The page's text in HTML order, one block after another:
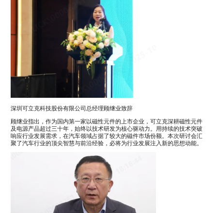
深圳可立克科技股份有限公司总经理顾继业致辞
顾继业指出，作为国内第一家以磁性元件的上市企业，可立克深耕磁性元件
及电源产品超过三十年，始终以技术研发为核心驱动力。用持续的技术突破
响应行业发展需求，在汽车领域占据了较大的磁件市场份额。本次研讨会汇
聚了汽车行业的顶尖智慧与前沿经验，必将为行业发展注入新的思想动能。